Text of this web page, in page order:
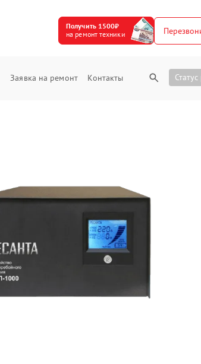
Получить 1500₽
на ремонт техники
Заявка на ремонт Контакты